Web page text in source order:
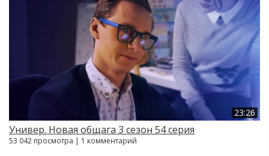
23:26
Универ. Новая общага 3 сезон 54 серия
53 042 просмотра | 1 комментарий